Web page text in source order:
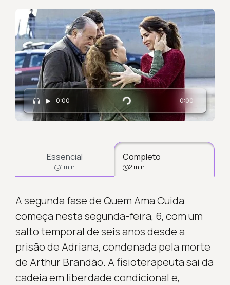
0:00 Carregando... 0:00
Essencial
1 min
Completo
2 min
A segunda fase de Quem Ama Cuida
começa nesta segunda-feira, 6, com um
salto temporal de seis anos desde a
prisão de Adriana, condenada pela morte
de Arthur Brandão. A fisioterapeuta sai da
cadeia em liberdade condicional e,